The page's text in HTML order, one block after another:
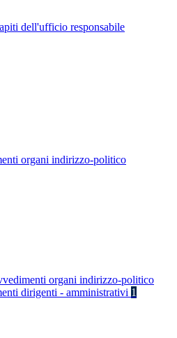
dell'ufficio responsabile
organi indirizzo-politico
organi indirizzo-politico
dirigenti - amministrativi 1